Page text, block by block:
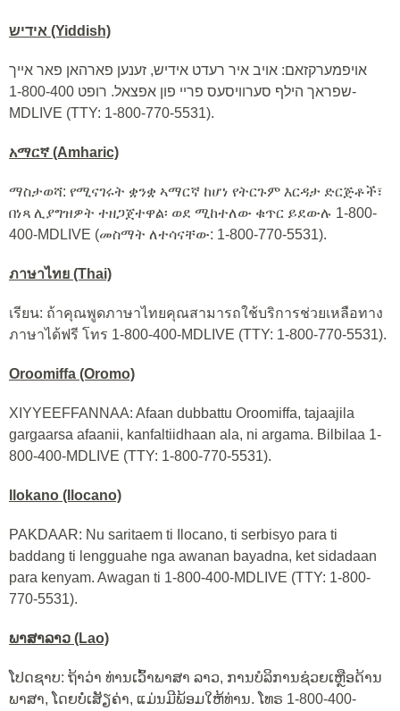
אידיש (Yiddish)
אויפמערקזאם: אויב איר רעדט אידיש, זענען פארהאן פאר אייך
שפראך הילף סערוויסעס פריי פון אפצאל. רופט 1-800-400-
MDLIVE (TTY: 1-800-770-5531).
አማርኛ (Amharic)
ማስታወሻ: የሚናገሩት ቋንቋ ኣማርኛ ከሆነ የትርጉም እርዳታ ድርጅቶች፣
በነጻ ሊያግዝዎት ተዘጋጀተዋል፡ ወደ ሚከተለው ቁጥር ይደውሉ 1-800-
400-MDLIVE (መስማት ለተሳናቸው: 1-800-770-5531).
ภาษาไทย (Thai)
เรียน: ถ้าคุณพูดภาษาไทยคุณสามารถใช้บริการช่วยเหลือทาง
ภาษาได้ฟรี โทร 1-800-400-MDLIVE (TTY: 1-800-770-5531).
Oroomiffa (Oromo)
XIYYEEFFANNAA: Afaan dubbattu Oroomiffa, tajaajila
gargaarsa afaanii, kanfaltiidhaan ala, ni argama. Bilbilaa 1-
800-400-MDLIVE (TTY: 1-800-770-5531).
Ilokano (Ilocano)
PAKDAAR: Nu saritaem ti Ilocano, ti serbisyo para ti
baddang ti lengguahe nga awanan bayadna, ket sidadaan
para kenyam. Awagan ti 1-800-400-MDLIVE (TTY: 1-800-
770-5531).
ພາສາລາວ (Lao)
ໂປດຊາບ: ຖ້າວ່າ ທ່ານເວົ້າພາສາ ລາວ, ການບໍລິການຊ່ວຍເຫຼືອດ້ານ
ພາສາ, ໂດຍບໍ່ເສັຽຄ່າ, ແມ່ນມີພ້ອມໃຫ້ທ່ານ. ໂທຣ 1-800-400-